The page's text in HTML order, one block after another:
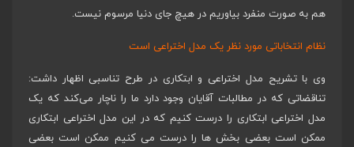
هم به صورت منفرد بیاوریم در هیچ جای دنیا مرسوم نیست.
نظام انتخاباتی مورد نظر یک مدل اختراعی است
وی با تشریح مدل اختراعی و ابتکاری در طرح تناسبی اظهار داشت:
تناقضاتی که در مطالبات آقایان وجود دارد ما را ناچار می‌کند که یک
مدل اختراعی ابتکاری را درست کنیم که در این مدل اختراعی ابتکاری
ممکن است بعضی بخش ها را درست می کنیم ممکن است بعضی